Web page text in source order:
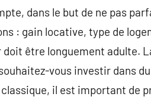
dans le but de ne pas
: gain locative, type de
être longuement adulte.
vous investir dans
classique, il est important